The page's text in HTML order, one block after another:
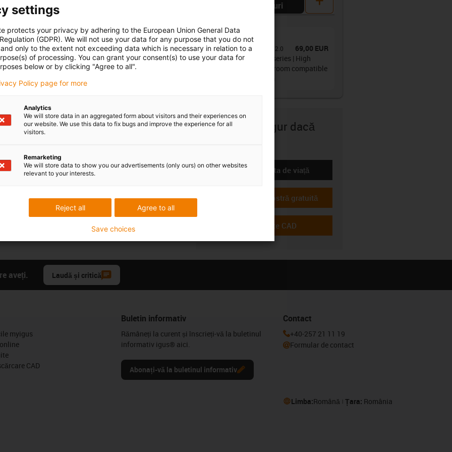
cumpărături
portcablu
Nr. piesă: E3.15.020.032.0
69,00 EUR
Energy chain E3.15 series | High
dynamics and cleanroom compatible
Nu sunteți sigur dacă
igus-icon-lebensdauerrechner
Calculați durata de viață
igus-icon-gratismuster
Solicitați o mostră gratuită
igus-icon-cad-dateien
Descărcați date CAD
Alunecare
Atârnare
verticală
32
aveți. Laudă și critică
myigus
CAD
Buletin informativ
Rămâneți la curent și înscrieți-vă la buletinul
informativ igus® aici.
Abonați-vă la buletinul informativ
Contact
+40-257 21 11 19
Formular de contact
Limba:Română Țara: România
settings
protects your privacy by adhering to the European Union General Data
(GDPR). We will not use your data for any purpose that you do not
only to the extent not exceeding data which is necessary in relation to a
of processing. You can grant your consent(s) to use your data for
below or by clicking "Agree to all".
Policy page for more
Analytics
We will store data in an aggregated form about visitors and their experiences on
our website. We use this data to fix bugs and improve the experience for all
visitors.
Remarketing
We will store data to show you our advertisements (only ours) on other websites
relevant to your interests.
Agree to all
Reject all
Save choices